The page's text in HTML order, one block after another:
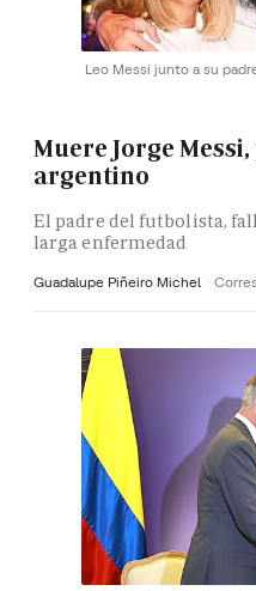
Leo Messi junto a su
Muere Jorge
argentino
El padre del futbolista,
larga enfermedad
Guadalupe Piñeiro Michel